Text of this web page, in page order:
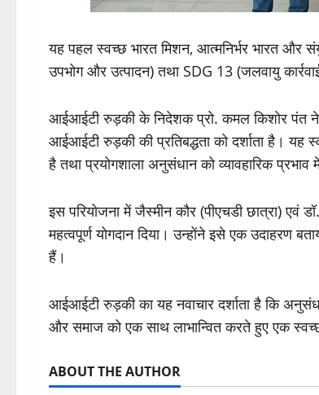
यह पहल स्वच्छ भारत मिशन, आत्मनिर्भर भारत और
उपभोग और उत्पादन) तथा SDG 13 (जलवायु
आईआईटी रुड़की के निदेशक प्रो. कमल किशोर पंत ने
आईआईटी रुड़की की प्रतिबद्धता को दर्शाता है। यह
है तथा प्रयोगशाला अनुसंधान को व्यावहारिक
इस परियोजना में जैस्मीन कौर (पीएचडी छात्रा) एवं
महत्वपूर्ण योगदान दिया। उन्होंने इसे एक उदाहरण
हैं।
आईआईटी रुड़की का यह नवाचार दर्शाता है कि
और समाज को एक साथ लाभान्वित करते हुए एक
ABOUT THE AUTHOR